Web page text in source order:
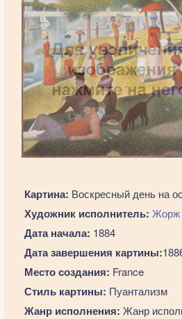
Картина: Воскресный день на
Художник исполнитель: Жорж
Дата начала: 1884
Дата завершения картины:
Место создания: France
Стиль картины: Пуантализм
Жанр исполнения: Жанр